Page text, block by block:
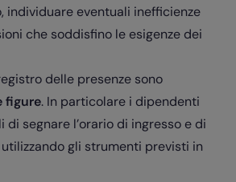
individuare eventuali inefficienze
che soddisfino le esigenze dei
delle presenze sono
figure. In particolare i dipendenti
di segnare l’orario di ingresso e di
gli strumenti previsti in